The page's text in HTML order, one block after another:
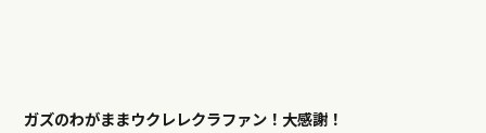
ガズのわがままウクレレクラファン！大感謝！